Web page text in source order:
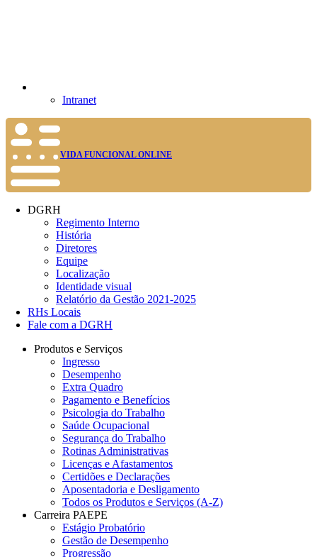
Intranet
VIDA FUNCIONAL ONLINE
DGRH
Regimento Interno
História
Diretores
Equipe
Localização
Identidade visual
Relatório da Gestão 2021-2025
RHs Locais
Fale com a DGRH
Produtos e Serviços
Ingresso
Desempenho
Extra Quadro
Pagamento e Benefícios
Psicologia do Trabalho
Saúde Ocupacional
Segurança do Trabalho
Rotinas Administrativas
Licenças e Afastamentos
Certidões e Declarações
Aposentadoria e Desligamento
Todos os Produtos e Serviços (A-Z)
Carreira PAEPE
Estágio Probatório
Gestão de Desempenho
Progressão